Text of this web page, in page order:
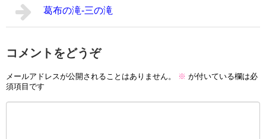
葛布の滝-三の滝
コメントをどうぞ
メールアドレスが公開されることはありません。 ※ が付いている欄は必
須項目です